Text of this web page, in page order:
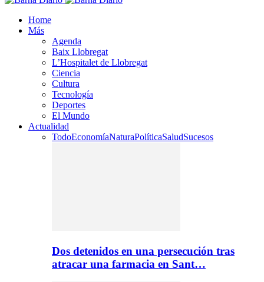
Home
Más
Agenda
Baix Llobregat
L’Hospitalet de Llobregat
Ciencia
Cultura
Tecnología
Deportes
El Mundo
Actualidad
TodoEconomíaNaturaPolíticaSaludSucesos
Dos detenidos en una persecución tras
atracar una farmacia en Sant…